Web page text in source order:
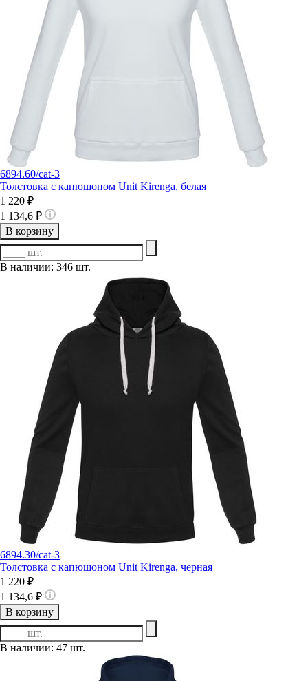
6894.60/cat-3
Толстовка с капюшоном Unit Kirenga, белая
1 220 ₽
1 134,6 ₽
В корзину
В наличии: 346 шт.
6894.30/cat-3
Толстовка с капюшоном Unit Kirenga, черная
1 220 ₽
1 134,6 ₽
В корзину
В наличии: 47 шт.